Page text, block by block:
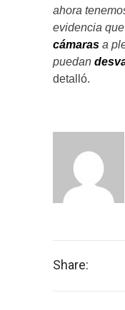
ahora
evidencia
cámaras a
puedan
detalló.
Share: